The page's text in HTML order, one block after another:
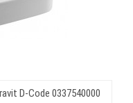
D-Code 0337540000